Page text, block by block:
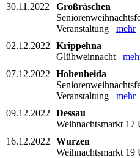
30.11.2022
Großräschen
Veranstaltung mehr
02.12.2022
Krippehna
Glühweinnacht
07.12.2022
Hohenheida
Veranstaltung mehr
09.12.2022
Dessau
Weihnachtsmarkt 17
16.12.2022
Wurzen
Weihnachtsmarkt 19